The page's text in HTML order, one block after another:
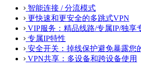
智能连接 / 分流模式
更快速和更安全的多跳式VPN
VIP服务：精品线路/专属IP/独享
专属IP特性
安全开关：掉线保护避免暴露您
VPN共享：多设备和跨设备使用